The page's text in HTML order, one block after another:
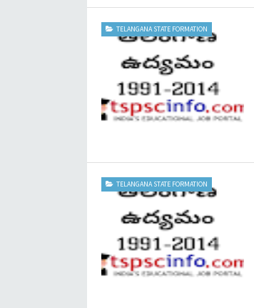
TELANGANA STATE FORMATION
TELANGANA STATE FORMATION